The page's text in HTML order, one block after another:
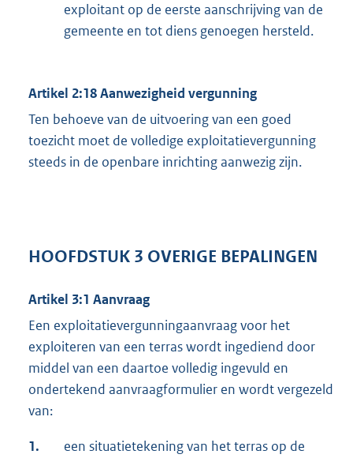
exploitant op de eerste aanschrijving van de
gemeente en tot diens genoegen hersteld.
Artikel 2:18 Aanwezigheid vergunning
Ten behoeve van de uitvoering van een goed
toezicht moet de volledige exploitatievergunning
steeds in de openbare inrichting aanwezig zijn.
HOOFDSTUK 3 OVERIGE BEPALINGEN
Artikel 3:1 Aanvraag
Een exploitatievergunningaanvraag voor het
exploiteren van een terras wordt ingediend door
middel van een daartoe volledig ingevuld en
ondertekend aanvraagformulier en wordt vergezeld
van:
1.
een situatietekening van het terras op de